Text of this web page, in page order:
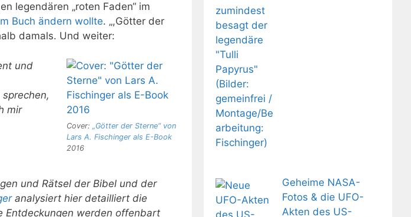
legendären „roten Faden“ im
Buch ändern wollte. „,Götter der
damals. Und weiter:
Cover: „Götter der Sterne“ von
Lars A. Fischinger als E-Book
2016
und
mir
und Rätsel der Bibel und der
analysiert hier detailliert die
Entdeckungen werden offenbart
Geheime NASA-
Fotos & die UFO-
Akten des US-